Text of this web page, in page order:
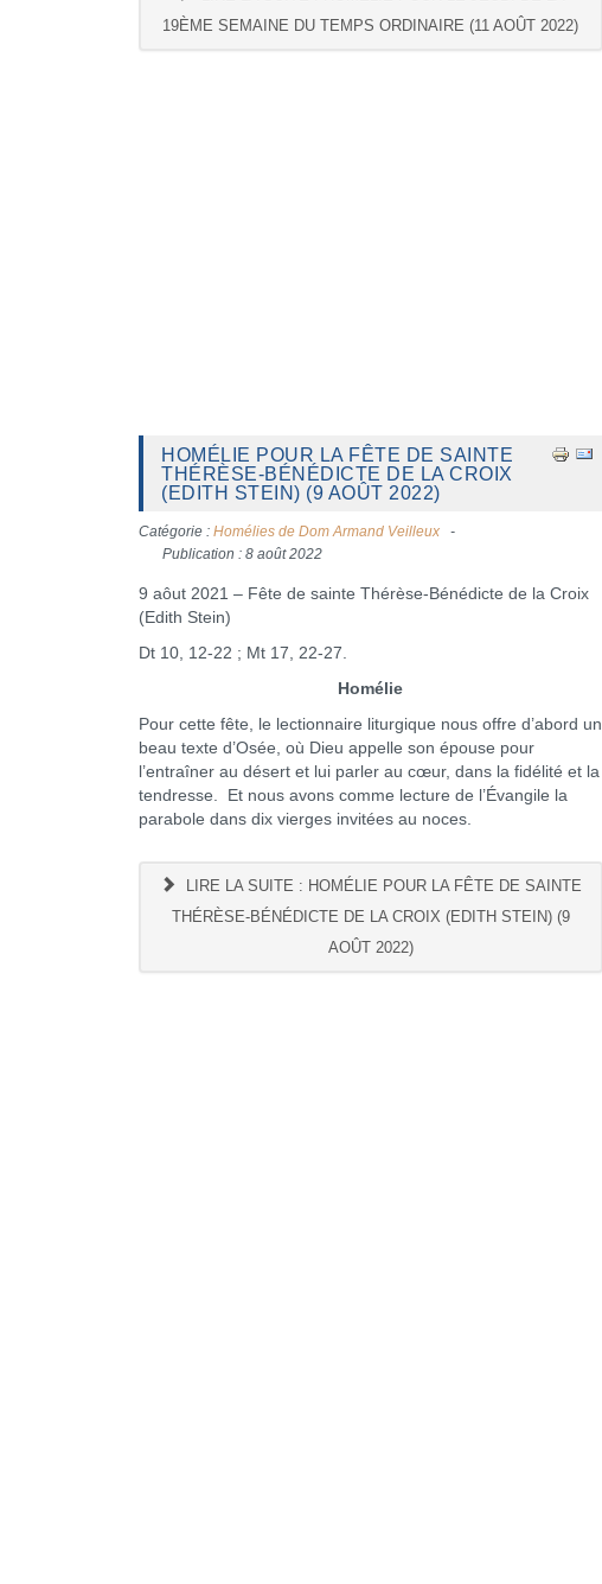
19ÈME SEMAINE DU TEMPS ORDINAIRE (11 AOÛT 2022)
HOMÉLIE POUR LA FÊTE DE SAINTE
THÉRÈSE-BÉNÉDICTE DE LA CROIX
(EDITH STEIN) (9 AOÛT 2022)
Catégorie : Homélies de Dom Armand Veilleux
Publication : 8 août 2022
9 aôut 2021 – Fête de sainte Thérèse-Bénédicte de la Croix
(Edith Stein)
Dt 10, 12-22 ; Mt 17, 22-27.
Homélie
Pour cette fête, le lectionnaire liturgique nous offre d’abord un
beau texte d’Osée, où Dieu appelle son épouse pour
l’entraîner au désert et lui parler au cœur, dans la fidélité et la
tendresse. Et nous avons comme lecture de l’Évangile la
parabole dans dix vierges invitées au noces.
LIRE LA SUITE : HOMÉLIE POUR LA FÊTE DE SAINTE
THÉRÈSE-BÉNÉDICTE DE LA CROIX (EDITH STEIN) (9
AOÛT 2022)